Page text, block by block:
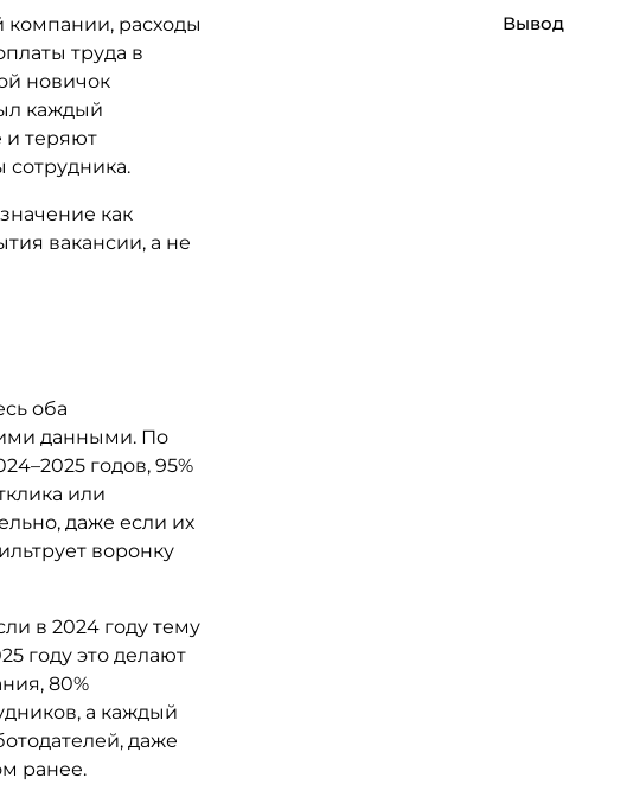
компании, расходы
труда в
новичок
каждый
и теряют
как
вакансии, а не
оба
данными. По
годов, 95%
или
даже если их
воронку
в 2024 году тему
году это делают
80%
а каждый
даже
ранее.
Вывод